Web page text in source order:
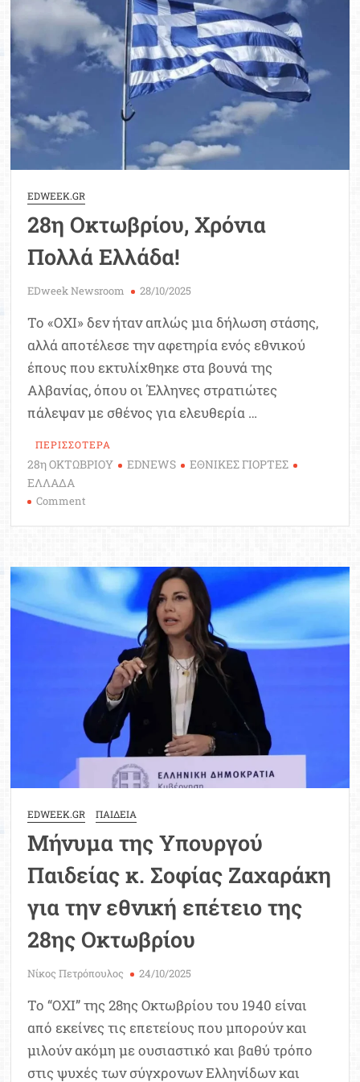
EDWEEK.GR
28η Οκτωβρίου, Χρόνια
Πολλά Ελλάδα!
EDweek Newsroom 28/10/2025
Το «ΟΧΙ» δεν ήταν απλώς μια δήλωση στάσης,
αλλά αποτέλεσε την αφετηρία ενός εθνικού
έπους που εκτυλίχθηκε στα βουνά της
Αλβανίας, όπου οι Έλληνες στρατιώτες
πάλεψαν με σθένος για ελευθερία …
ΠΕΡΙΣΣΟΤΕΡΑ
28η ΟΚΤΩΒΡΙΟΥ EDNEWS
ΕΘΝΙΚΕΣ ΓΙΟΡΤΕΣ
ΕΛΛΑΔΑ
Comment
Πολλά
Ελλάδα!
EDWEEK.GR ΠΑΙΔΕΙΑ
Μήνυμα της Υπουργού
Παιδείας κ. Σοφίας Ζαχαράκη
για την εθνική επέτειο της
28ης Οκτωβρίου
Νίκος Πετρόπουλος 24/10/2025
Το “ΟΧΙ” της 28ης Οκτωβρίου του 1940 είναι
από εκείνες τις επετείους που μπορούν και
μιλούν ακόμη με ουσιαστικό και βαθύ τρόπο
στις ψυχές των σύγχρονων Ελληνίδων και